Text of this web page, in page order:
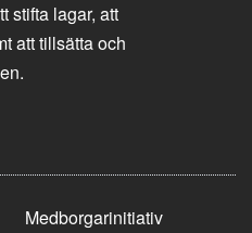
stifta lagar, att
att tillsätta och
Medborgarinitiativ